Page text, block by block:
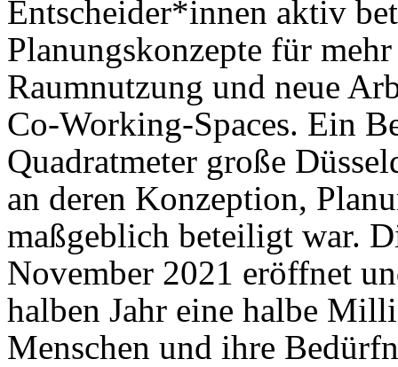
Entscheider*innen aktiv
Planungskonzepte für
Raumnutzung und neue
Co-Working-Spaces. Ein
Quadratmeter große
an deren Konzeption,
maßgeblich beteiligt war.
November 2021 eröffnet
halben Jahr eine halbe
Menschen und ihre